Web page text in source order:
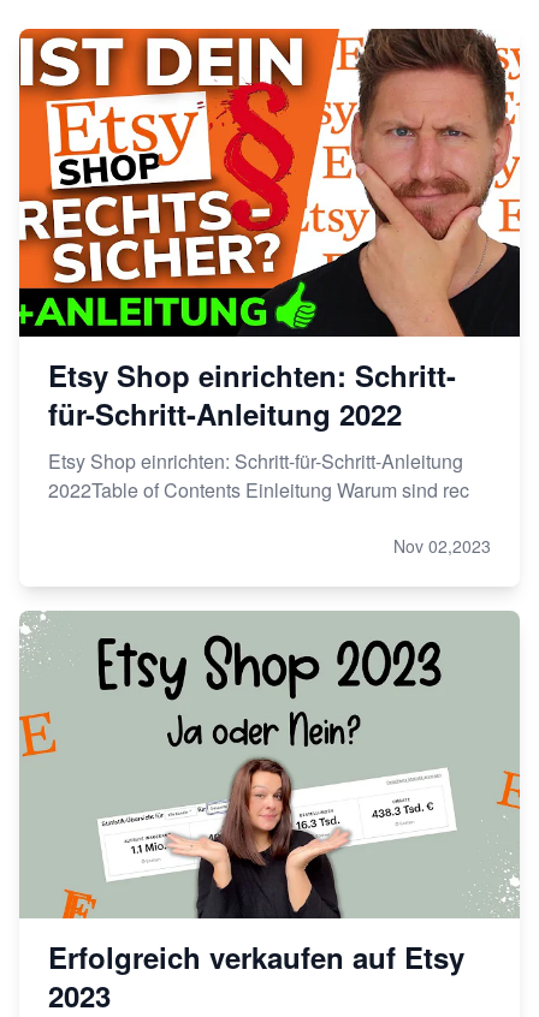
Etsy Shop einrichten: Schritt-
für-Schritt-Anleitung 2022
Etsy Shop einrichten: Schritt-für-Schritt-Anleitung
2022Table of Contents Einleitung Warum sind rec
Nov 02,2023
Erfolgreich verkaufen auf Etsy
2023